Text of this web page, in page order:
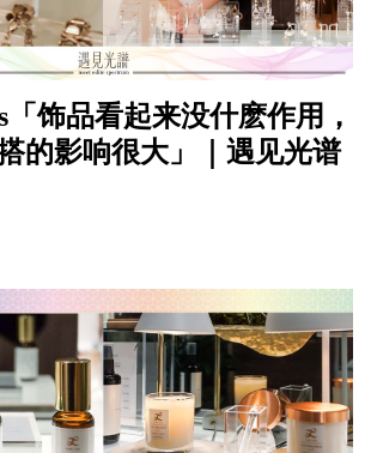
「饰品看起来没什麽作用，
的影响很大」｜遇见光谱